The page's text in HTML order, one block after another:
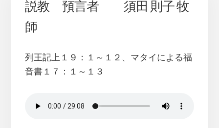
説教 預言者 須田 則子 牧
師
列王記上１９：１～１２、マタイによる福
音書１７：１～１３